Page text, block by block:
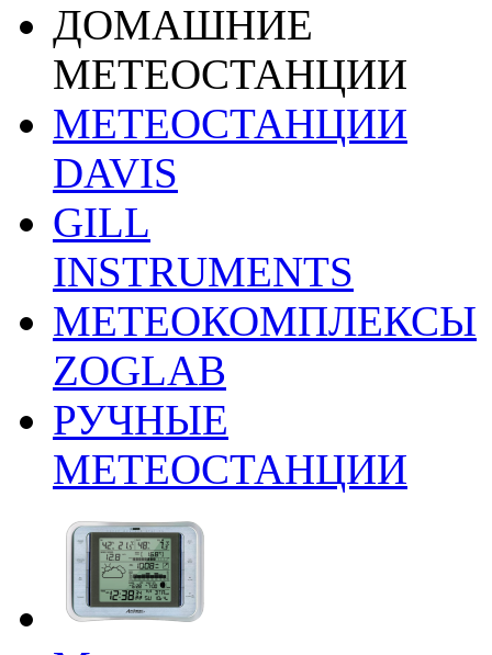
ДОМАШНИЕ
МЕТЕОСТАНЦИИ
МЕТЕОСТАНЦИИ
DAVIS
GILL
INSTRUMENTS
МЕТЕОКОМПЛЕКСЫ
ZOGLAB
РУЧНЫЕ
МЕТЕОСТАНЦИИ